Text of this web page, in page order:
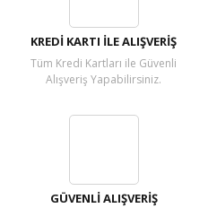
KREDİ KARTI İLE ALIŞVERİŞ
Tüm Kredi Kartları ile Güvenli
Alışveriş Yapabilirsiniz.
GÜVENLİ ALIŞVERİŞ